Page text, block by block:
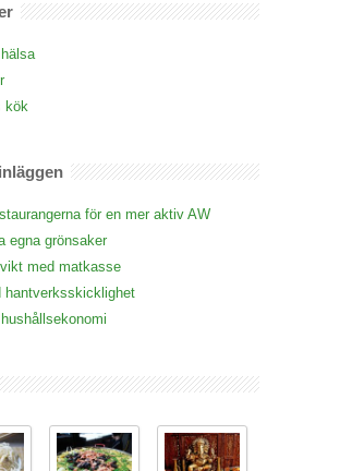
kök
för en mer aktiv AW
egna grönsaker
med matkasse
hantverksskicklighet